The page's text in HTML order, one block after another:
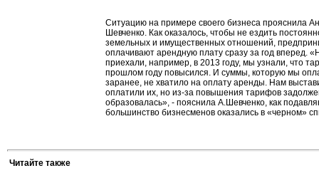
Ситуацию на примере своего бизнеса прояснила
Шевченко. Как оказалось, чтобы не ездить
земельных и имущественных отношений,
оплачивают арендную плату сразу за год вперед.
приехали, например, в 2013 году, мы узнали, что
прошлом году повысился. И суммы, которую мы
заранее, не хватило на оплату аренды. Нам
оплатили их, но из-за повышения тарифов
образовалась», - пояснила А.Шевченко, как
большинство бизнесменов оказались в «черном»
Читайте также